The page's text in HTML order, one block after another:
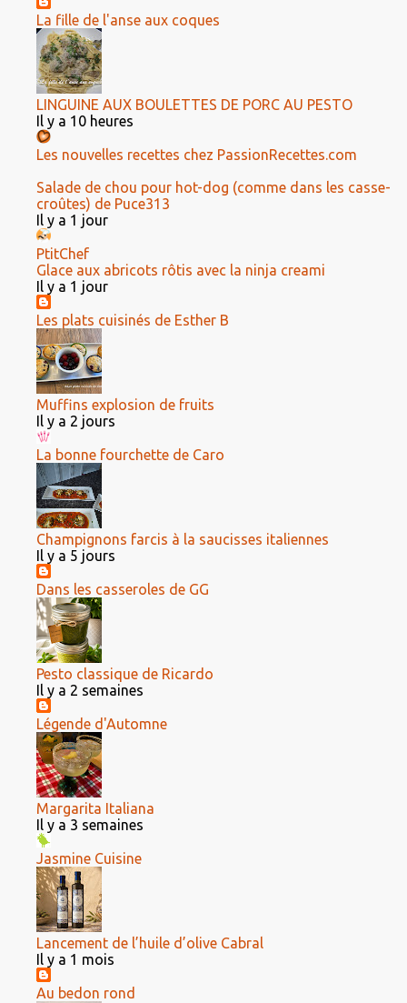
La fille de l'anse aux coques
LINGUINE AUX BOULETTES DE PORC AU PESTO
Il y a 10 heures
Les nouvelles recettes chez PassionRecettes.com
Salade de chou pour hot-dog (comme dans les casse-
croûtes) de Puce313
Il y a 1 jour
PtitChef
Glace aux abricots rôtis avec la ninja creami
Il y a 1 jour
Les plats cuisinés de Esther B
Muffins explosion de fruits
Il y a 2 jours
La bonne fourchette de Caro
Champignons farcis à la saucisses italiennes
Il y a 5 jours
Dans les casseroles de GG
Pesto classique de Ricardo
Il y a 2 semaines
Légende d'Automne
Margarita Italiana
Il y a 3 semaines
Jasmine Cuisine
Lancement de l’huile d’olive Cabral
Il y a 1 mois
Au bedon rond